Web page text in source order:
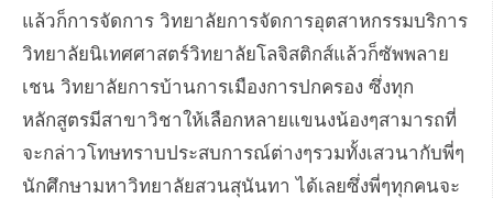
แล้วก็การจัดการ วิทยาลัยการจัดการอุตสาหกรรมบริการ
วิทยาลัยนิเทศศาสตร์วิทยาลัยโลจิสติกส์แล้วก็ซัพพลาย
เชน วิทยาลัยการบ้านการเมืองการปกครอง ซึ่งทุก
หลักสูตรมีสาขาวิชาให้เลือกหลายแขนงน้องๆสามารถที่
จะกล่าวโทษทราบประสบการณ์ต่างๆรวมทั้งเสวนากับพี่ๆ
นักศึกษามหาวิทยาลัยสวนสุนันทา ได้เลยซึ่งพี่ๆทุกคนจะ